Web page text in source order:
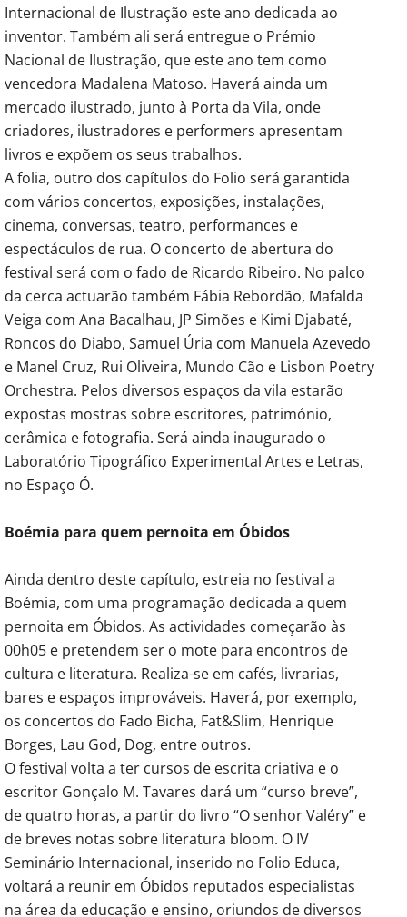
Internacional de Ilustração este ano dedicada ao
inventor. Também ali será entregue o Prémio
Nacional de Ilustração, que este ano tem como
vencedora Madalena Matoso. Haverá ainda um
mercado ilustrado, junto à Porta da Vila, onde
criadores, ilustradores e performers apresentam
livros e expõem os seus trabalhos.
A folia, outro dos capítulos do Folio será garantida
com vários concertos, exposições, instalações,
cinema, conversas, teatro, performances e
espectáculos de rua. O concerto de abertura do
festival será com o fado de Ricardo Ribeiro. No palco
da cerca actuarão também Fábia Rebordão, Mafalda
Veiga com Ana Bacalhau, JP Simões e Kimi Djabaté,
Roncos do Diabo, Samuel Úria com Manuela Azevedo
e Manel Cruz, Rui Oliveira, Mundo Cão e Lisbon Poetry
Orchestra. Pelos diversos espaços da vila estarão
expostas mostras sobre escritores, património,
cerâmica e fotografia. Será ainda inaugurado o
Laboratório Tipográfico Experimental Artes e Letras,
no Espaço Ó.
Boémia para quem pernoita em Óbidos
Ainda dentro deste capítulo, estreia no festival a
Boémia, com uma programação dedicada a quem
pernoita em Óbidos. As actividades começarão às
00h05 e pretendem ser o mote para encontros de
cultura e literatura. Realiza-se em cafés, livrarias,
bares e espaços improváveis. Haverá, por exemplo,
os concertos do Fado Bicha, Fat&Slim, Henrique
Borges, Lau God, Dog, entre outros.
O festival volta a ter cursos de escrita criativa e o
escritor Gonçalo M. Tavares dará um “curso breve”,
de quatro horas, a partir do livro “O senhor Valéry” e
de breves notas sobre literatura bloom. O IV
Seminário Internacional, inserido no Folio Educa,
voltará a reunir em Óbidos reputados especialistas
na área da educação e ensino, oriundos de diversos